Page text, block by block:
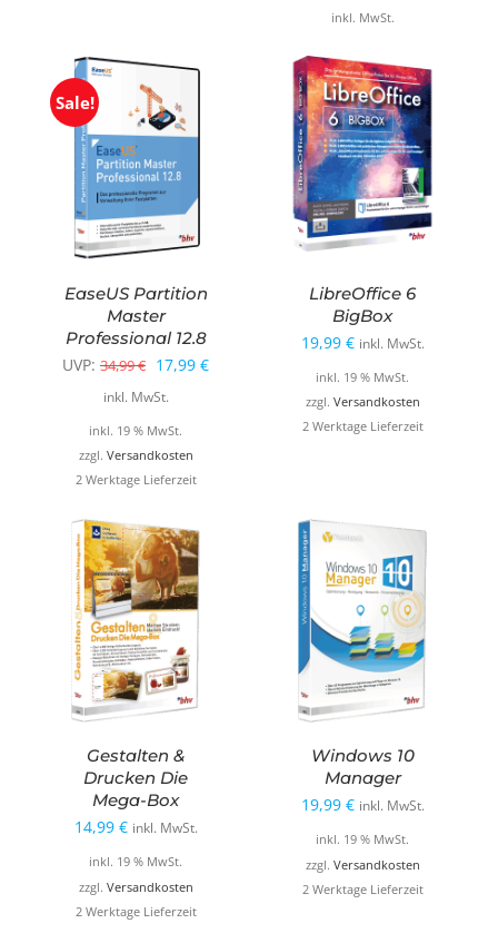
war:
inkl. MwSt.
Sale!
EaseUS Partition
Master
Professional 12.8
UVP: 34,99€ Ursprünglicher
Preis
war:
34,99 €
17,99 €Aktueller
inkl. MwSt.
inkl. 19 % MwSt.
zzgl. Versandkosten
2 Werktage Lieferzeit
LibreOffice 6
BigBox
19,99 € inkl. MwSt.
inkl. 19 % MwSt.
zzgl. Versandkosten
2 Werktage Lieferzeit
Gestalten &
Drucken Die
Mega-Box
14,99 € inkl. MwSt.
inkl. 19 % MwSt.
zzgl. Versandkosten
2 Werktage Lieferzeit
Windows 10
Manager
19,99 € inkl. MwSt.
inkl. 19 % MwSt.
zzgl. Versandkosten
2 Werktage Lieferzeit